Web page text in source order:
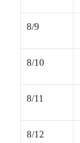
8/9
8/10
8/11
8/12